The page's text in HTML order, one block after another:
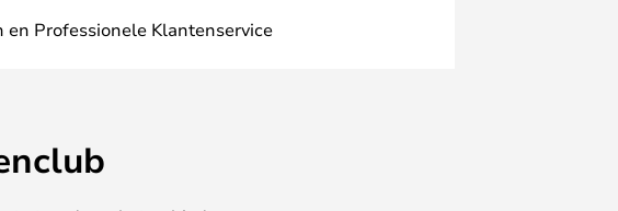
en Professionele Klantenservice